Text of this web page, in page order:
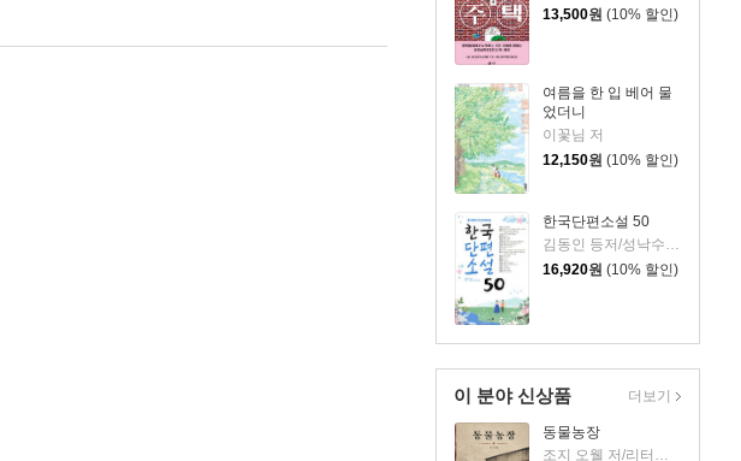
13,500원 (10% 할인)
여름을 한 입 베어 물
었더니
이꽃님 저
12,150원 (10% 할인)
한국단편소설 50
김동인 등저/성낙수,박찬영,김형주 공편
16,920원 (10% 할인)
이 분야 신상품
동물농장
더보기